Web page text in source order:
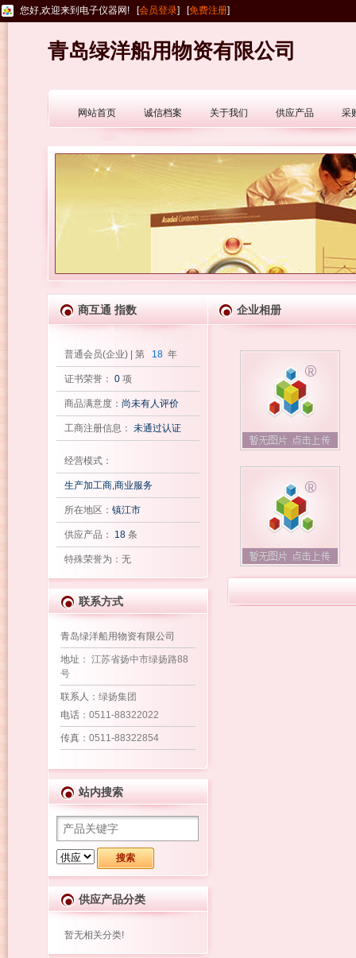
您好,欢迎来到电子仪器网! [会员登录] [免费注册]
青岛绿洋船用物资有限公司
网站首页 诚信档案 关于我们 供应产品 采
商互通 指数 企业相册
普通会员(企业) | 第 18年
证书荣誉： 0项
商品满意度： 尚未有人评价
工商注册信息： 未通过认证
经营模式：
生产加工商,商业服务
所在地区： 镇江市
供应产品： 18条
特殊荣誉为：无
联系方式
青岛绿洋船用物资有限公司
地址 ： 江苏省扬中市绿扬路88
号
联系人 ：绿扬集团
电话：0511-88322022
传真：0511-88322854
站内搜索
供应产品分类
暂无相关分类!